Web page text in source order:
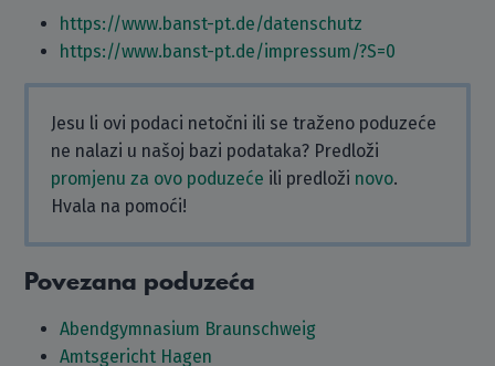
https://www.banst-pt.de/datenschutz
https://www.banst-pt.de/impressum/?S=0
Jesu li ovi podaci netočni ili se traženo poduzeće
ne nalazi u našoj bazi podataka? Predloži
promjenu za ovo poduzeće ili predloži novo.
Hvala na pomoći!
Povezana poduzeća
Abendgymnasium Braunschweig
Amtsgericht Hagen